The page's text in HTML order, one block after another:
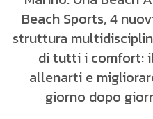
Beach Sports, 4
struttura
di tutti i comfort:
allenarti e
giorno dopo